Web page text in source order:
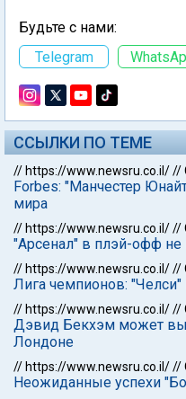
Будьте с нами:
Telegram
ССЫЛКИ ПО ТЕМЕ
// https://www.newsru.co.il///
Forbes: "Манчестер
мира
// https://www.newsru.co.il///
"Арсенал" в плэй-офф не
// https://www.newsru.co.il///
Лига чемпионов:
// https://www.newsru.co.il///
Дэвид Бекхэм может
Лондоне
// https://www.newsru.co.il///
Неожиданные успехи